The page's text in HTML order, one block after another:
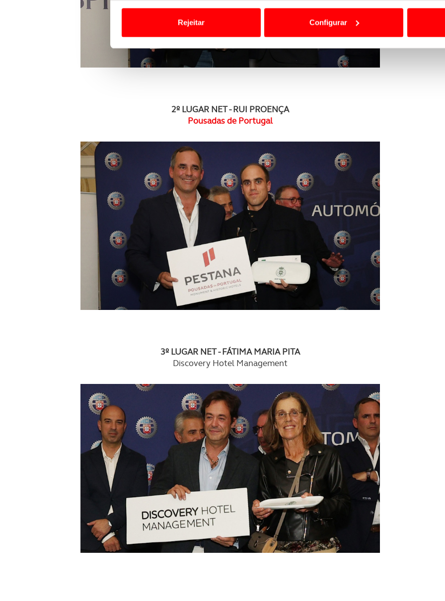
Usamos cookies para melhorar a sua experiência digital, personalizar conteúdos e
funcionalidades de redes sociais, bem como para analisar dados de navegação no nosso
O ACP garantirá que as transferências internacionais de dados pessoais serão realizadas
consentimento e quando tal se afigure estritamente necessário no contexto dos serviços a
Realçamos que o bloqueio de certo tipo de Cookies e tecnologias similares pode ter impacto
navegação no Website e nos serviços disponibilizados.
Consulte a política de cookies do site.
Rejeitar Configurar
2º LUGAR NET - RUI PROENÇA
Pousadas de Portugal
3º LUGAR NET - FÁTIMA MARIA PITA
Discovery Hotel Management